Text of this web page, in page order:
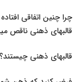
چرا چنین اتفاقی
قالب­های ذهنی ناقص
قالب­های ذهنی چیستند؟